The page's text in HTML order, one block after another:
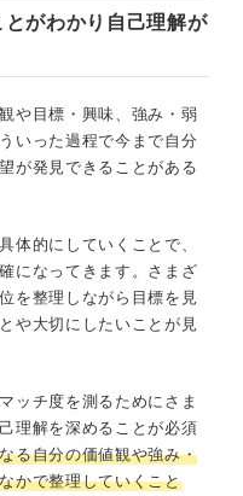
がわかり自己理解が
や目標・興味、強み・弱
いった過程で今まで自分
が発見できることがある
体的にしていくことで、
になってきます。さまざ
を整理しながら目標を見
や大切にしたいことが見
ッチ度を測るためにさま
理解を深めることが必須
る自分の価値観や強み・
かで整理していくこと